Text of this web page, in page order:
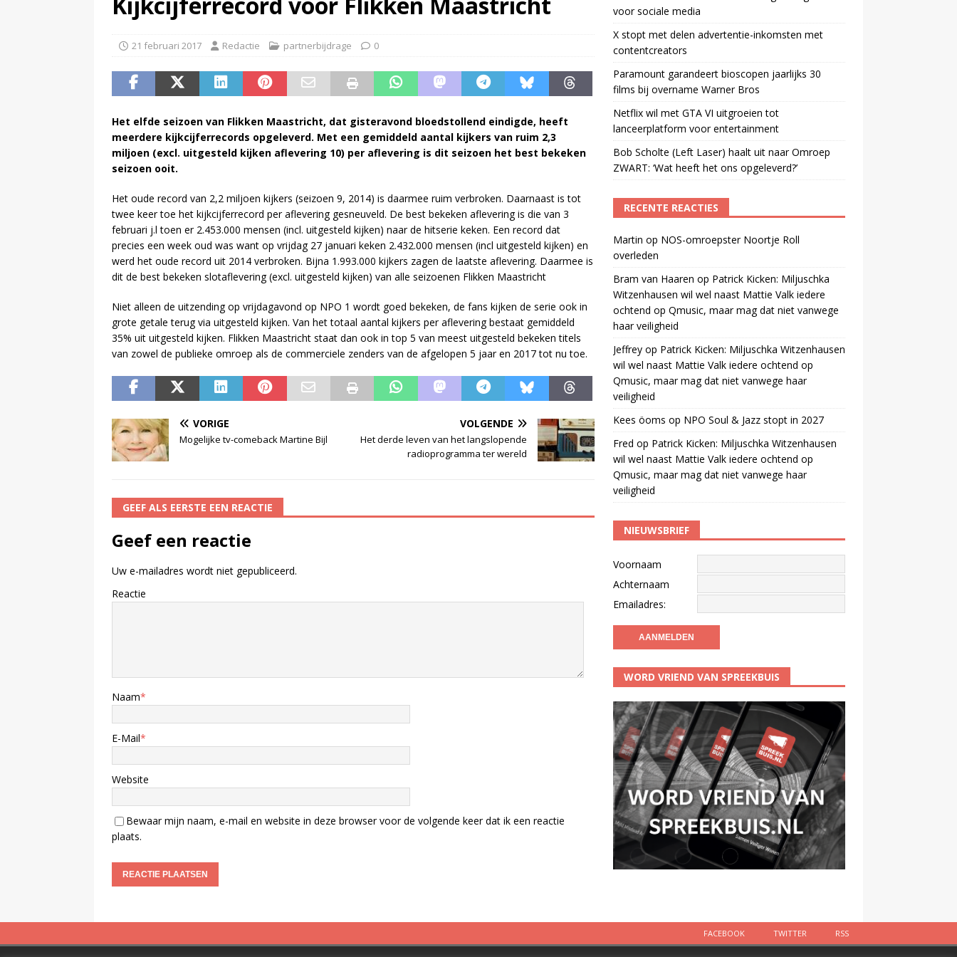
21 februari 2017 Redactie partnerbijdrage 0
Het elfde seizoen van Flikken Maastricht, dat gisteravond bloedstollend eindigde, heeft
meerdere kijkcijferrecords opgeleverd. Met een gemiddeld aantal kijkers van ruim 2,3
miljoen (excl. uitgesteld kijken aflevering 10) per aflevering is dit seizoen het best bekeken
seizoen ooit.
Het oude record van 2,2 miljoen kijkers (seizoen 9, 2014) is daarmee ruim verbroken. Daarnaast is tot
twee keer toe het kijkcijferrecord per aflevering gesneuveld. De best bekeken aflevering is die van 3
februari j.l toen er 2.453.000 mensen (incl. uitgesteld kijken) naar de hitserie keken. Een record dat
precies een week oud was want op vrijdag 27 januari keken 2.432.000 mensen (incl uitgesteld kijken) en
werd het oude record uit 2014 verbroken. Bijna 1.993.000 kijkers zagen de laatste aflevering. Daarmee is
dit de best bekeken slotaflevering (excl. uitgesteld kijken) van alle seizoenen Flikken Maastricht
Niet alleen de uitzending op vrijdagavond op NPO 1 wordt goed bekeken, de fans kijken de serie ook in
grote getale terug via uitgesteld kijken. Van het totaal aantal kijkers per aflevering bestaat gemiddeld
35% uit uitgesteld kijken. Flikken Maastricht staat dan ook in top 5 van meest uitgesteld bekeken titels
van zowel de publieke omroep als de commerciele zenders van de afgelopen 5 jaar en 2017 tot nu toe.
VORIGE
Mogelijke tv-comeback Martine Bijl
VOLGENDE
Het derde leven van het langslopende
radioprogramma ter wereld
GEEF ALS EERSTE EEN REACTIE
Geef een reactie
Uw e-mailadres wordt niet gepubliceerd.
Reactie
Naam*
E-Mail*
Website
Bewaar mijn naam, e-mail en website in deze browser voor de volgende keer dat ik een reactie
plaats.
voor sociale media
X stopt met delen advertentie-inkomsten met
contentcreators
Paramount garandeert bioscopen jaarlijks 30
films bij overname Warner Bros
Netflix wil met GTA VI uitgroeien tot
lanceerplatform voor entertainment
Bob Scholte (Left Laser) haalt uit naar Omroep
ZWART: ‘Wat heeft het ons opgeleverd?’
RECENTE REACTIES
Martin op NOS-omroepster Noortje Roll
overleden
Bram van Haaren op Patrick Kicken: Miljuschka
Witzenhausen wil wel naast Mattie Valk iedere
ochtend op Qmusic, maar mag dat niet vanwege
haar veiligheid
Jeffreyop Patrick Kicken: Miljuschka Witzenhausen
wil wel naast Mattie Valk iedere ochtend op
Qmusic, maar mag dat niet vanwege haar
veiligheid
Kees öoms op NPO Soul & Jazz stopt in 2027
Fred op Patrick Kicken: Miljuschka Witzenhausen
wil wel naast Mattie Valk iedere ochtend op
Qmusic, maar mag dat niet vanwege haar
veiligheid
NIEUWSBRIEF
Voornaam
Achternaam
Emailadres:
WORD VRIEND VAN SPREEKBUIS
FACEBOOK TWITTER RSS